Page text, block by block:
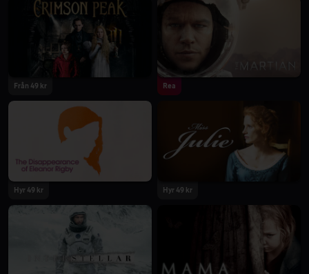
Från 49 kr Rea
Hyr 49 kr Hyr 49 kr